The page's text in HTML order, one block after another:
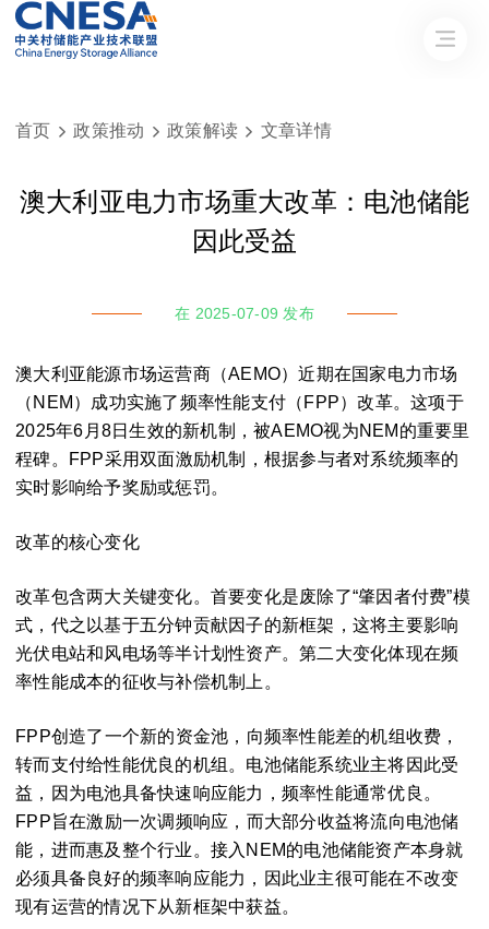
首页  政策推动  政策解读  文章详情
澳大利亚电力市场重大改革：电池储能
因此受益
在 2025-07-09 发布
澳大利亚能源市场运营商（AEMO）近期在国家电力市场
（NEM）成功实施了频率性能支付（FPP）改革。这项于
2025年6月8日生效的新机制，被AEMO视为NEM的重要里
程碑。FPP采用双面激励机制，根据参与者对系统频率的
实时影响给予奖励或惩罚。
改革的核心变化
改革包含两大关键变化。首要变化是废除了“肇因者付费”模
式，代之以基于五分钟贡献因子的新框架，这将主要影响
光伏电站和风电场等半计划性资产。第二大变化体现在频
率性能成本的征收与补偿机制上。
FPP创造了一个新的资金池，向频率性能差的机组收费，
转而支付给性能优良的机组。电池储能系统业主将因此受
益，因为电池具备快速响应能力，频率性能通常优良。
FPP旨在激励一次调频响应，而大部分收益将流向电池储
能，进而惠及整个行业。接入NEM的电池储能资产本身就
必须具备良好的频率响应能力，因此业主很可能在不改变
现有运营的情况下从新框架中获益。